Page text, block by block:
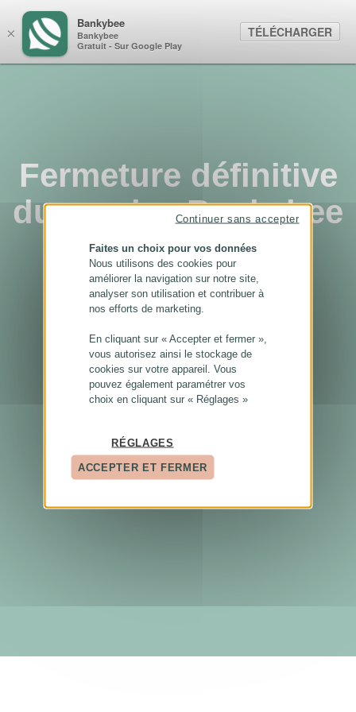
Fermeture définitive
du service Bankybee
...
×
Bankybee
Bankybee
Gratuit - Sur Google Play
TÉLÉCHARGER
Faites un choix pour vos données
Nous utilisons des cookies pour
améliorer la navigation sur notre site,
analyser son utilisation et contribuer à
nos efforts de marketing.
En cliquant sur « Accepter et fermer »,
vous autorisez ainsi le stockage de
cookies sur votre appareil. Vous
pouvez également paramétrer vos
choix en cliquant sur « Réglages »
RÉGLAGES
ACCEPTER ET FERMER
Continuer sans accepter